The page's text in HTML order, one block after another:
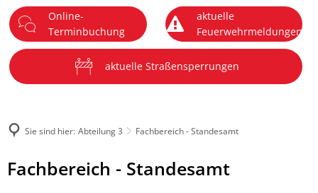
Menü
Online-
Terminbuchung
aktuelle
Feuerwehrmeldungen
aktuelle Straßensperrungen
Sie sind hier: Abteilung 3 Fachbereich - Standesamt
Fachbereich - Standesamt